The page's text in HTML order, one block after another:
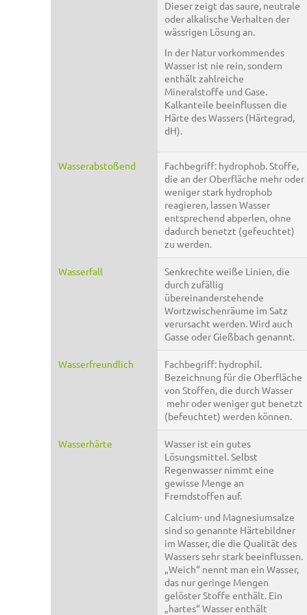
Dieser zeigt das saure, neutrale
oder alkalische Verhalten der
wässrigen Lösung an.
In der Natur vorkommendes
Wasser ist nie rein, sondern
enthält zahlreiche
Mineralstoffe und Gase.
Kalkanteile beeinflussen die
Härte des Wassers (Härtegrad,
dH).
Wasserabstoßend
Fachbegriff: hydrophob. Stoffe,
die an der Oberfläche mehr oder
weniger stark hydrophob
reagieren, lassen Wasser
entsprechend abperlen, ohne
dadurch benetzt (gefeuchtet)
zu werden.
Wasserfall
Senkrechte weiße Linien, die
durch zufällig
übereinanderstehende
Wortzwischenräume im Satz
verursacht werden. Wird auch
Gasse oder Gießbach genannt.
Wasserfreundlich
Fachbegriff: hydrophil.
Bezeichnung für die Oberfläche
von Stoffen, die durch Wasser
mehr oder weniger gut benetzt
(befeuchtet) werden können.
Wasserhärte
Wasser ist ein gutes
Lösungsmittel. Selbst
Regenwasser nimmt eine
gewisse Menge an
Fremdstoffen auf.
Calcium- und Magnesiumsalze
sind so genannte Härtebildner
im Wasser, die die Qualität des
Wassers sehr stark beeinflussen.
„Weich“ nennt man ein Wasser,
das nur geringe Mengen
gelöster Stoffe enthält. Ein
„hartes“ Wasser enthält